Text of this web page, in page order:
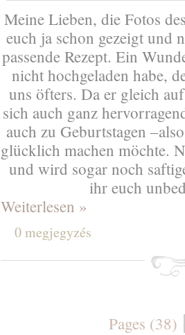
Meine Lieben, die Fotos
euch ja schon gezeigt und
passende Rezept. Ein
nicht hochgeladen habe,
uns öfters. Da er gleich
sich auch ganz
auch zu Geburtstagen
glücklich machen möchte.
und wird sogar noch
ihr euch
Weiterlesen »
0 megjegyzés
Pages (38)